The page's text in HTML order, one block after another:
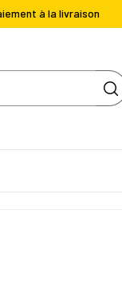
à la livraison